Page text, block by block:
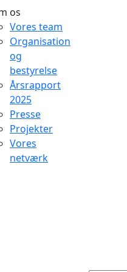
os
Vores team
Organisation
og
bestyrelse
Årsrapport
2025
Presse
Projekter
Vores
netværk